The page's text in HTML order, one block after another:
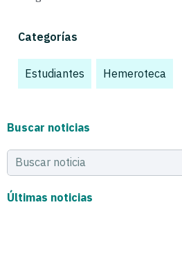
Categorías
Estudiantes Hemeroteca
Buscar noticias
Últimas noticias